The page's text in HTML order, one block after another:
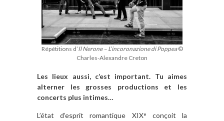
Répétitions d’Il Nerone – L’incoronazione di Poppea©
Charles-Alexandre Creton
Les lieux aussi, c’est important. Tu aimes
alterner les grosses productions et les
concerts plus intimes…
L’état d’esprit romantique XIXe
conçoit la